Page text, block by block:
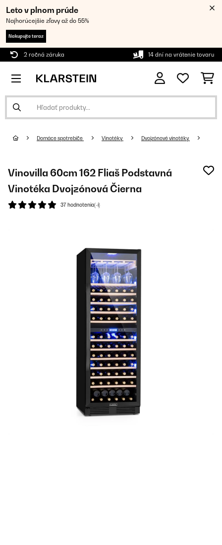
Leto v plnom prúde
Najhorúcejšie zľavy až do 55%
Nakupujte teraz
2 ročná záruka 14 dní na vrátenie tovaru
Domáce spotrebiče Vinotéky Dvojzónové vinotéky
Vinovilla 60cm 162 Fliaš Podstavná
Vinotéka Dvojzónová Čierna
37 hodnotenia(-í)